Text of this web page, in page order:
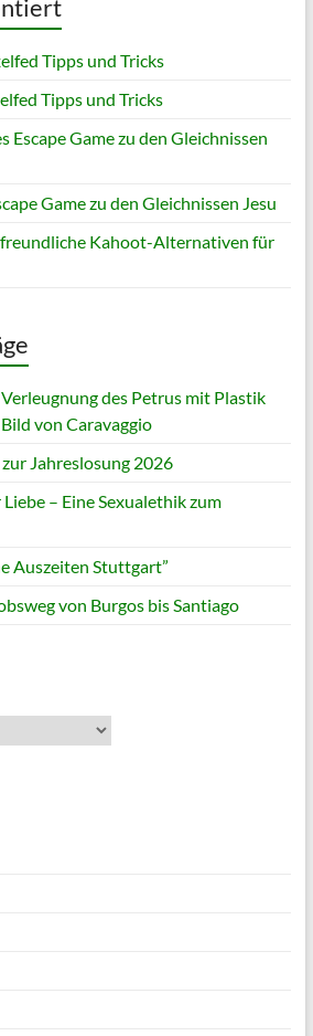
Tipps und Tricks
Tipps und Tricks
Escape Game zu den Gleichnissen
Game zu den Gleichnissen Jesu
Kahoot-Alternativen für
des Petrus mit Plastik
von Caravaggio
Jahreslosung 2026
– Eine Sexualethik zum
Auszeiten Stuttgart”
von Burgos bis Santiago